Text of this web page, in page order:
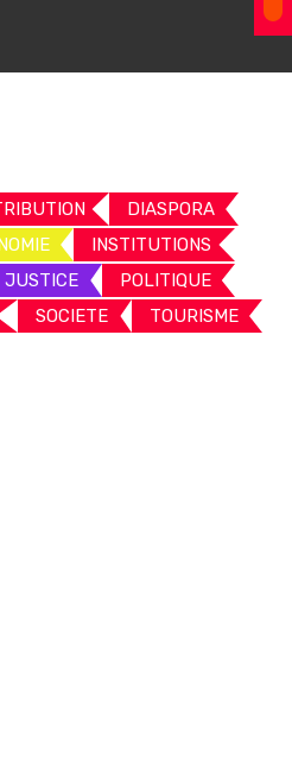
DIASPORA
INSTITUTIONS
JUSTICE
POLITIQUE
SOCIETE TOURISME